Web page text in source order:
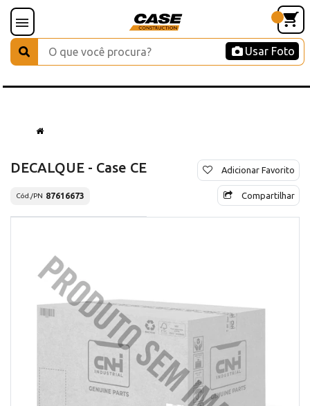
Usar Foto
DECALQUE - Case CE
Cód./PN 87616673
Adicionar Favorito
Compartilhar